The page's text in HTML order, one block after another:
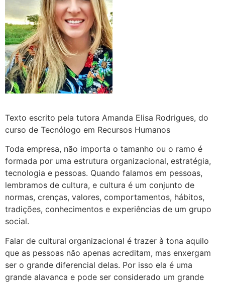
Texto escrito pela tutora Amanda Elisa Rodrigues, do
curso de Tecnólogo em Recursos Humanos
Toda empresa, não importa o tamanho ou o ramo é
formada por uma estrutura organizacional, estratégia,
tecnologia e pessoas. Quando falamos em pessoas,
lembramos de cultura, e cultura é um conjunto de
normas, crenças, valores, comportamentos, hábitos,
tradições, conhecimentos e experiências de um grupo
social.
Falar de cultural organizacional é trazer à tona aquilo
que as pessoas não apenas acreditam, mas enxergam
ser o grande diferencial delas. Por isso ela é uma
grande alavanca e pode ser considerado um grande